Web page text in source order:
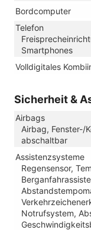
Bordcomputer
Telefon
Smartphones
Volldigitales
Sicherheit &
Airbags
Airbag, Fenster-/
abschaltbar
Assistenzsysteme
Regensensor,
Notrufsystem,